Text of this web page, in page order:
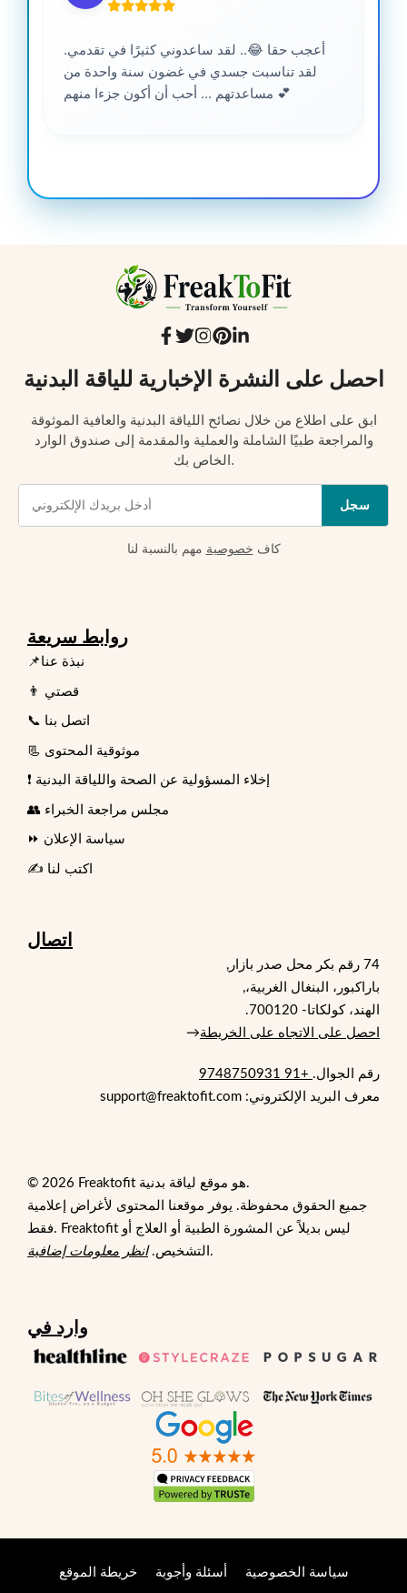
أعجب حقا 😂.. لقد ساعدوني كثيرًا في تقدمي.
لقد تناسبت جسدي في غضون سنة واحدة من
مساعدتهم ... أحب أن أكون جزءا منهم 💕
احصل على النشرة الإخبارية للياقة البدنية
ابق على اطلاع من خلال نصائح اللياقة البدنية والعافية الموثوقة
والمراجعة طبيًا الشاملة والعملية والمقدمة إلى صندوق الوارد
الخاص بك.
سجل
كاف خصوصية مهم بالنسبة لنا
روابط سريعة
📌نبذة عنا
👨 قصتي
📞 اتصل بنا
📃 موثوقية المحتوى
❗ إخلاء المسؤولية عن الصحة واللياقة البدنية
👥 مجلس مراجعة الخبراء
⏩ سياسة الإعلان
✍️ اكتب لنا
اتصال
74 رقم بكر محل صدر بازار,
باراكبور، البنغال الغربية،,
الهند، كولكاتا- 700120.
احصل على الاتجاه على الخريطة→
رقم الجوال. +91 9748750931
معرف البريد الإلكتروني: support@freaktofit.com
© 2026 Freaktofit هو موقع لياقة بدنية.
جميع الحقوق محفوظة. يوفر موقعنا المحتوى لأغراض إعلامية
فقط. Freaktofit ليس بديلاً عن المشورة الطبية أو العلاج أو
التشخيص.انظر معلومات إضافية .
وارد في
خريطة الموقع أسئلة وأجوبة سياسة الخصوصية